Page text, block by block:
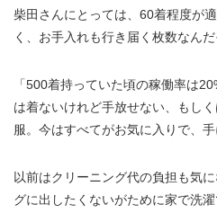
柴田さんにとっては、60着程度が
く、お手入れも行き届く枚数なんだ
「500着持っていた頃の稼働率は
は着ないけれど手放せない、もし
服。今はすべてがお気に入りで、
以前はクリーニング代の負担も気
グに出したくないがために家で洗